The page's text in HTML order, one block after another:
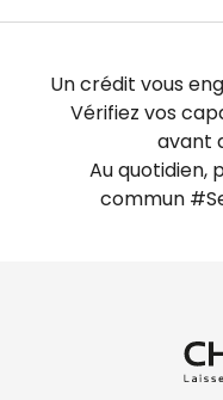
Un crédit vous
Vérifiez vos
avant
Au quotidien,
commun